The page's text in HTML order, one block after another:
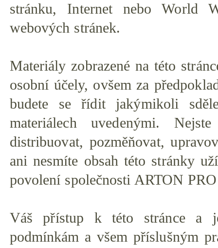
stránku, Internet nebo World
webových stránek.
Materiály zobrazené na této
osobní účely, ovšem za
budete se řídit jakýmikoli
materiálech uvedenými.
distribuovat, pozměňovat,
ani nesmíte obsah této stránky
povolení společnosti ARTON
Váš přístup k této stránce a
podmínkám a všem příslušným